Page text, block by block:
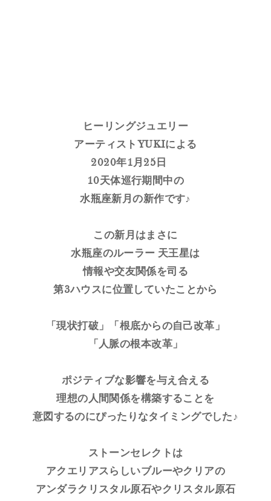
ヒーリングジュエリー
アーティストYUKIによる
2020年1月25日
10天体巡行期間中の
水瓶座新月の新作です♪
この新月はまさに
水瓶座のルーラー 天王星は
情報や交友関係を司る
第3ハウスに位置していたことから
「現状打破」「根底からの自己改革」
「人脈の根本改革」
ポジティブな影響を与え合える
理想の人間関係を構築することを
意図するのにぴったりなタイミングでした♪
ストーンセレクトは
アクエリアスらしいブルーやクリアの
アンダラクリスタル原石やクリスタル原石